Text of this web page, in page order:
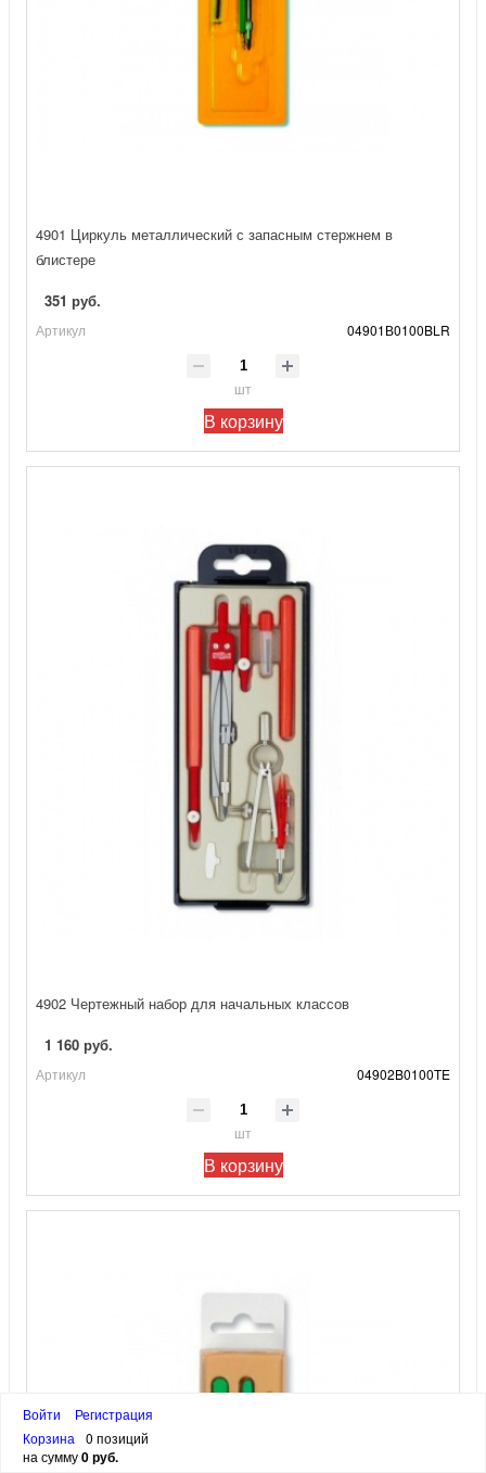
4901 Циркуль металлический с запасным стержнем в
блистере
351 руб.
Артикул 04901В0100BLR
шт
В корзину
4902 Чертежный набор для начальных классов
1 160 руб.
Артикул 04902B0100TE
шт
В корзину
Войти
Регистрация
Корзина
0 позиций
на сумму0 руб.